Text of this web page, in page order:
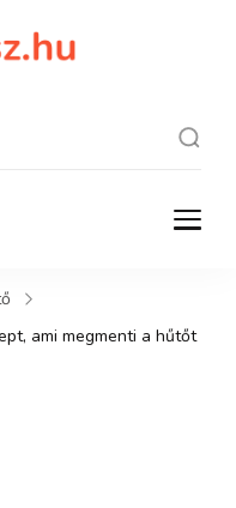
finomlesz.hu
Recept, ami finom lesz.
ami megmenti a hűtőt